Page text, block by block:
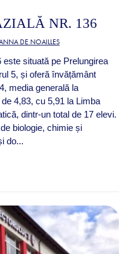
NR. 136
DE NOAILLES
situată pe Prelungirea
5, și oferă învățământ
media generală la
4,83, cu 5,91 la Limba
dintr-un total de 17 elevi.
biologie, chimie și
do...